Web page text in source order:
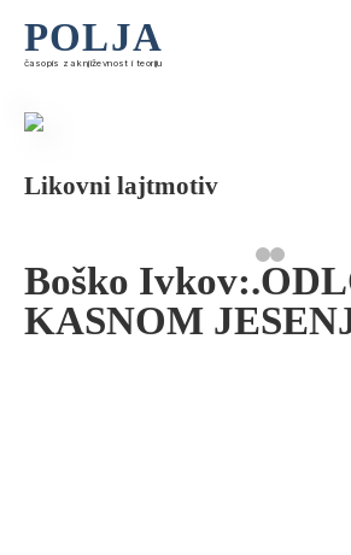
POLJA
časopis za književnost i teoriju
Likovni lajtmotiv
Boško
KASNOM